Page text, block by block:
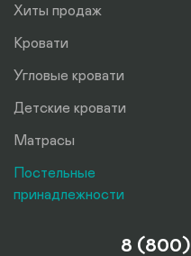
Хиты продаж
Кровати
Угловые кровати
Детские кровати
Матрасы
Постельные
принадлежности
8 (800)